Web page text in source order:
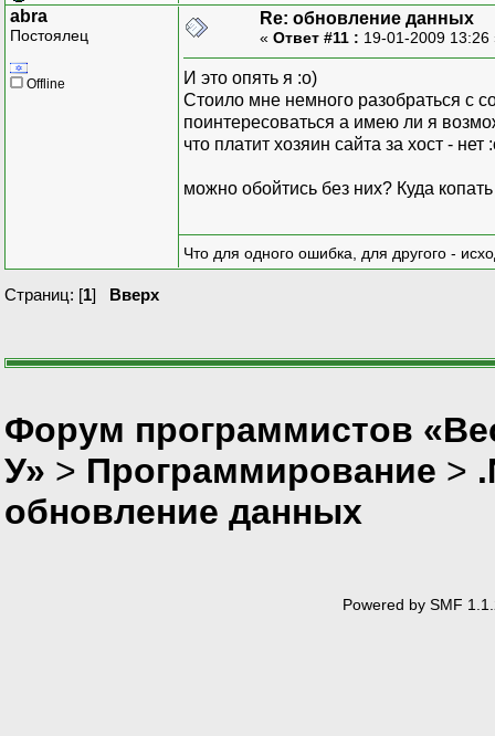
abra
Постоялец
Offline
Re: обновление данных
« Ответ #11 : 19-01-2009
И это опять я :о)
Стоило мне немного разобраться с
поинтересоваться а имею ли я
что платит хозяин сайта за хост - нет
можно обойтись без них? Куда
Что для одного ошибка, для другого -
Страниц: [1] Вверх
Форум программистов
У» > Программирование >
обновление данных
Powered by SMF